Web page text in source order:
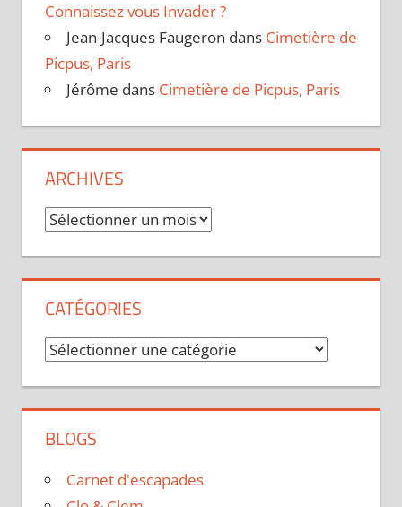
Connaissez vous Invader ?
Jean-Jacques Faugeron dans Cimetière de
Picpus, Paris
Jérôme dans Cimetière de Picpus, Paris
ARCHIVES
Archives
CATÉGORIES
Catégories
BLOGS
Carnet d'escapades